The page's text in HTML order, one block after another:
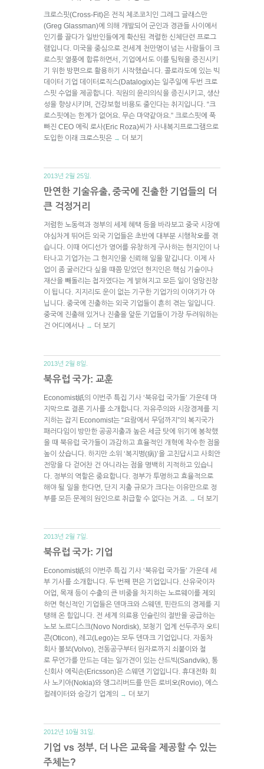
크로스핏(Cross-Fit)은 전직 체조코치인 그레그 글래스만
(Greg Glassman)에 의해 개발되어 군인과 경관들 사이에서
인기를 끌다가 일반인들에게 확산된 격렬한 신체단련 프로그
램입니다. 미국을 중심으로 전세계 천만명이 넘는 사람들이 크
로스핏 열풍에 합류하면서, 기업에서도 이를 팀웍을 증진시키
기 위한 방편으로 활용하기 시작했습니다. 콜로라도에 있는 빅
데이터 기업 데이터로직스(Datalogix)는 일주일에 두번 크로
스핏 수업을 제공합니다. 직원의 윤리의식을 증진시키고, 생산
성을 향상시키며, 건강보험 비용도 줄인다는 취지입니다. “크
로스핏에는 한계가 없어요. 무슨 마약같아요.” 크로스핏에 푹
빠진 CEO 에릭 로사(Eric Roza)씨가 사내복지프로그램으로
도입한 이래 크로스핏은 → 더 보기
2013년 2월 25일.
만연한 기술유출, 중국에 진출한 기업들의 더
큰 걱정거리
저렴한 노동력과 정부의 세제 혜택 등을 바라보고 중국 시장에
야심차게 뛰어든 외국 기업들은 초반에 대부분 시행착오를 겪
습니다. 이때 어디선가 영어를 유창하게 구사하는 현지인이 나
타나고 기업가는 그 현지인을 신뢰해 일을 맡깁니다. 이제 사
업이 좀 굴러간다 싶을 때쯤 믿었던 현지인은 핵심 기술이나
재산을 빼돌리는 첩자였다는 게 밝혀지고 모든 일이 엉망진창
이 됩니다. 지지리도 운이 없는 기구한 기업가의 이야기가 아
닙니다. 중국에 진출하는 외국 기업들이 흔히 겪는 일입니다.
중국에 진출해 있거나 진출을 앞둔 기업들이 가장 두려워하는
건 어디에서나 → 더 보기
2013년 2월 8일.
북유럽 국가: 교훈
Economist紙의 이번주 특집 기사 ‘북유럽 국가들’ 가운데 마
지막으로 결론 기사를 소개합니다. 자유주의와 시장경제를 지
지하는 잡지 Economist는 “요람에서 무덤까지”의 복지국가
패러다임이 방만한 공공지출과 높은 세금 탓에 위기에 봉착했
을 때 북유럽 국가들이 과감하고 효율적인 개혁에 착수한 점을
높이 샀습니다. 하지만 소위 ‘복지병(病)’을 고친답시고 사회안
전망을 다 걷어찬 건 아니라는 점을 명백히 지적하고 있습니
다. 정부의 역할은 중요합니다. 정부가 투명하고 효율적으로
해야 될 일을 한다면, 단지 지출 규모가 크다는 이유만으로 정
부를 모든 문제의 원인으로 취급할 수 없다는 거죠.
→ 더 보기
2013년 2월 7일.
북유럽 국가: 기업
Economist紙의 이번주 특집 기사 ‘북유럽 국가들’ 가운데 세
부 기사를 소개합니다. 두 번째 편은 기업입니다. 산유국이자
어업, 목재 등이 수출의 큰 비중을 차지하는 노르웨이를 제외
하면 혁신적인 기업들은 덴마크와 스웨덴, 핀란드의 경제를 지
탱해 온 힘입니다. 전 세계 의료용 인슐린의 절반을 공급하는
노보 노르디스크(Novo Nordisk), 보청기 업계 선두주자 오티
콘(Oticon), 레고(Lego)는 모두 덴마크 기업입니다. 자동차
회사 볼보(Volvo), 전동공구부터 원자로까지 쇠붙이와 철
로 무언가를 만드는 데는 일가견이 있는 산드빅(Sandvik), 통
신회사 에릭손(Ericsson)은 스웨덴 기업입니다. 휴대전화 회
사 노키아(Nokia)와 앵그리버드를 만든 로비오(Rovio), 에스
컬레이터와 승강기 업계의
→ 더 보기
2012년 10월 31일.
기업 vs 정부, 더 나은 교육을 제공할 수 있는
주체는?